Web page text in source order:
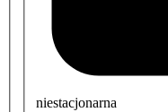
niestacjonarna